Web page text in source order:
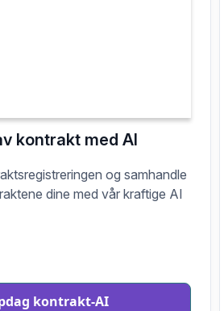
kontrakt med AI
og samhandle
dine med vår kraftige AI
kontrakt-AI